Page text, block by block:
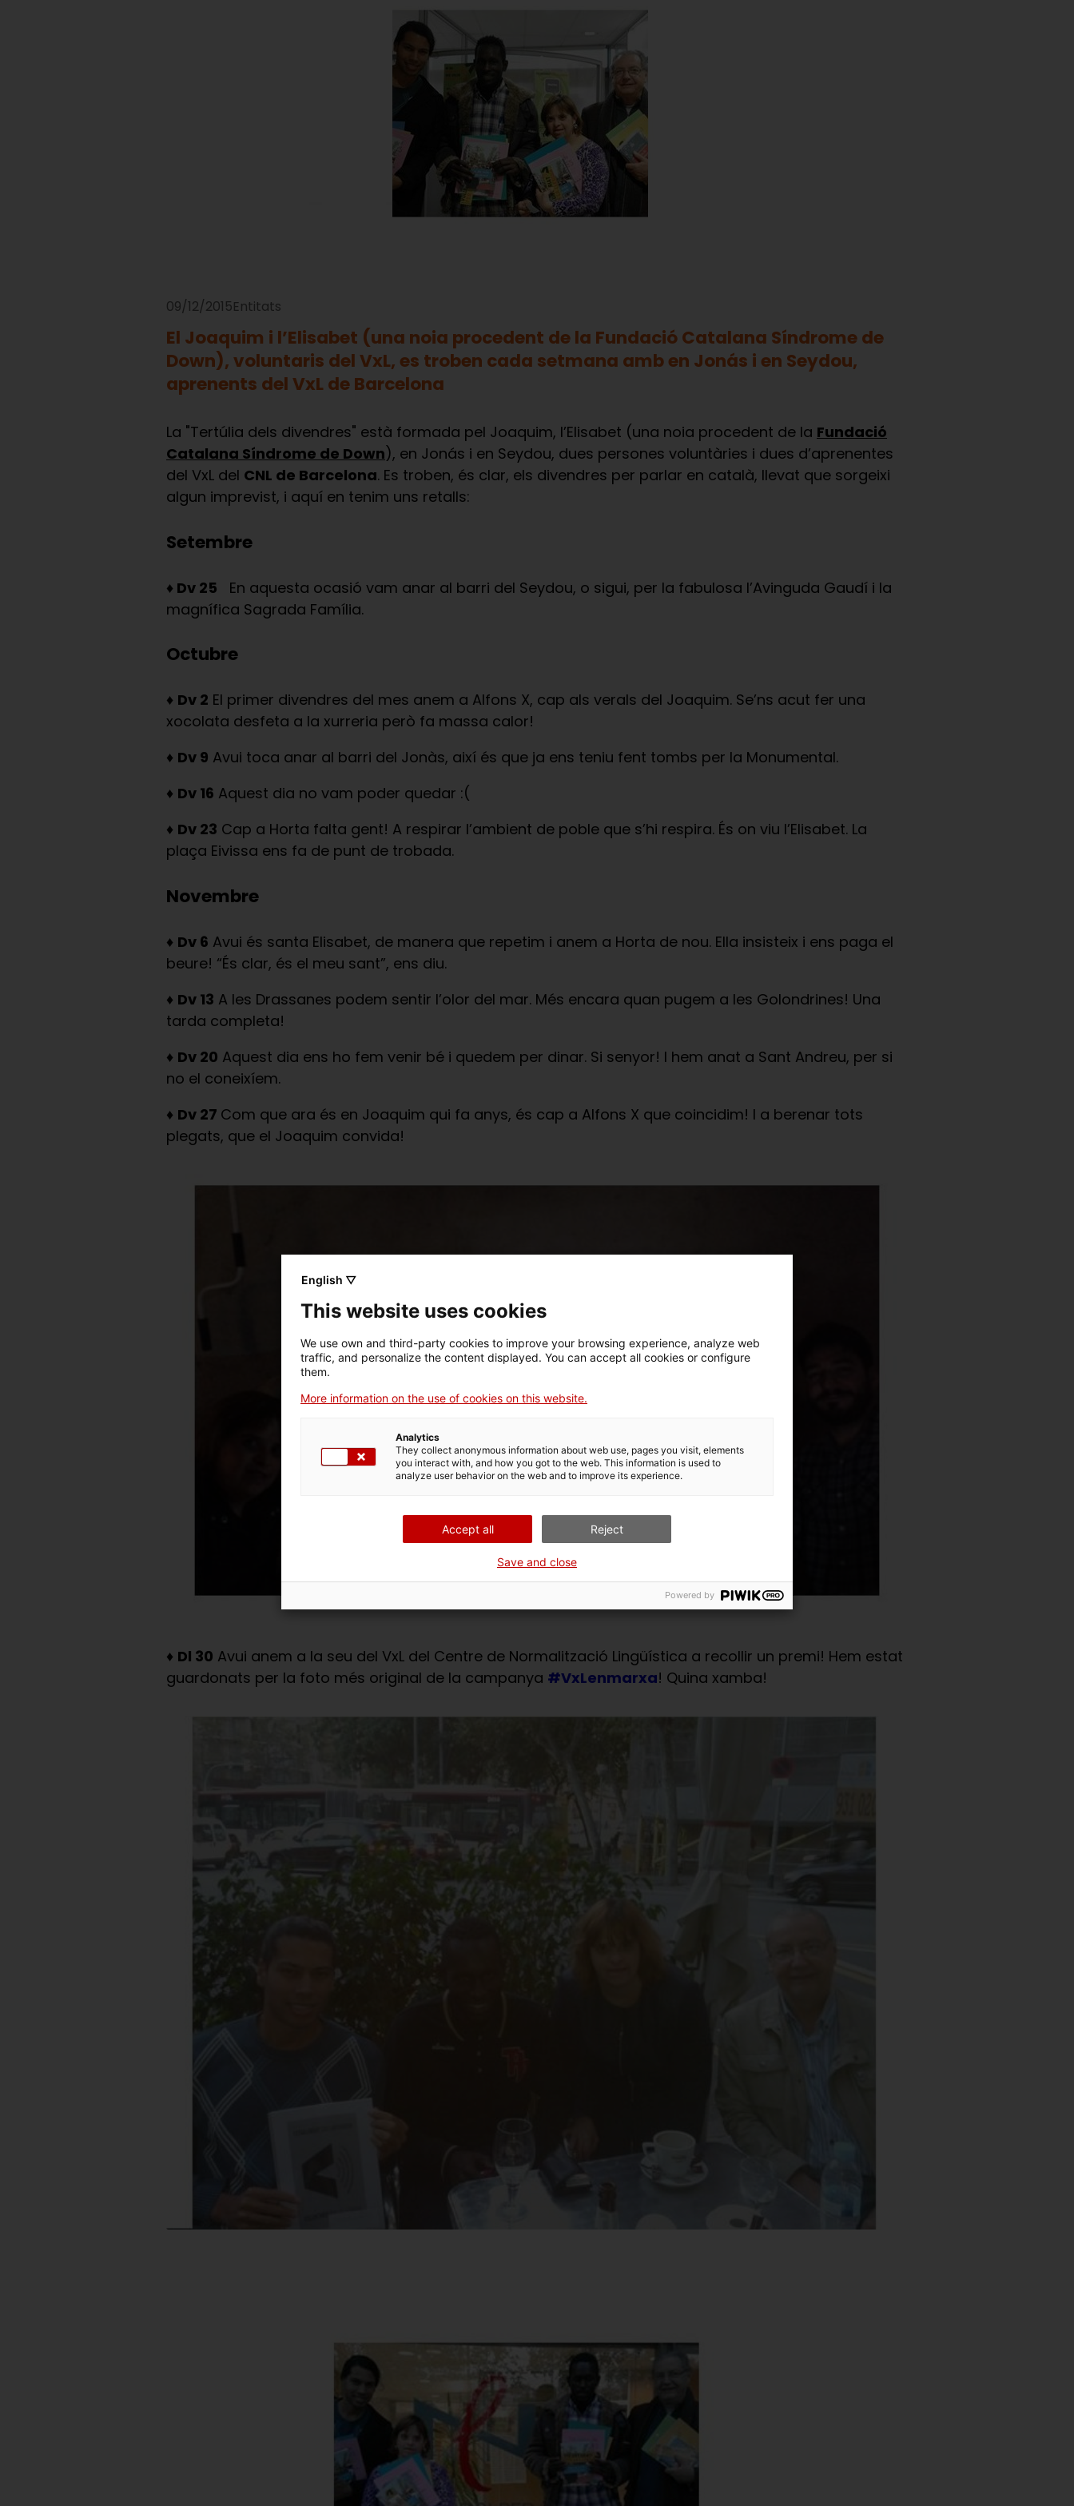
09/12/2015Entitats
El Joaquim i l’Elisabet (una noia procedent de la Fundació Catalana Síndrome de
Down), voluntaris del VxL, es troben cada setmana amb en Jonás i en Seydou,
aprenents del VxL de Barcelona
La "Tertúlia dels divendres" està formada pel Joaquim, l’Elisabet (una noia procedent de la Fundació
Catalana Síndrome de Down), en Jonás i en Seydou, dues persones voluntàries i dues d’aprenentes
del VxL del CNL de Barcelona. Es troben, és clar, els divendres per parlar en català, llevat que sorgeixi
algun imprevist, i aquí en tenim uns retalls:
Setembre
♦ Dv 25 En aquesta ocasió vam anar al barri del Seydou, o sigui, per la fabulosa l’Avinguda Gaudí i la
magnífica Sagrada Família.
Octubre
♦ Dv 2 El primer divendres del mes anem a Alfons X, cap als verals del Joaquim. Se’ns acut fer una
xocolata desfeta a la xurreria però fa massa calor!
♦ Dv 9 Avui toca anar al barri del Jonàs, així és que ja ens teniu fent tombs per la Monumental.
♦ Dv 16 Aquest dia no vam poder quedar :(
♦ Dv 23 Cap a Horta falta gent! A respirar l’ambient de poble que s’hi respira. És on viu l’Elisabet. La
plaça Eivissa ens fa de punt de trobada.
Novembre
♦ Dv 6 Avui és santa Elisabet, de manera que repetim i anem a Horta de nou. Ella insisteix i ens paga el
beure! “És clar, és el meu sant”, ens diu.
♦ Dv 13 A les Drassanes podem sentir l’olor del mar. Més encara quan pugem a les Golondrines! Una
tarda completa!
♦ Dv 20 Aquest dia ens ho fem venir bé i quedem per dinar. Si senyor! I hem anat a Sant Andreu, per si
no el coneixíem.
♦ Dv 27 Com que ara és en Joaquim qui fa anys, és cap a Alfons X que coincidim! I a berenar tots
plegats, que el Joaquim convida!
♦ Dl 30 Avui anem a la seu del VxL del Centre de Normalització Lingüística a recollir un premi! Hem estat
guardonats per la foto més original de la campanya #VxLenmarxa! Quina xamba!
English ▽
This website uses cookies
We use own and third-party cookies to improve your browsing experience, analyze web
traffic, and personalize the content displayed. You can accept all cookies or configure
them.
More information on the use of cookies on this website.
Analytics
They collect anonymous information about web use, pages you visit, elements
you interact with, and how you got to the web. This information is used to
analyze user behavior on the web and to improve its experience.
Accept all Reject
Save and close
Powered by